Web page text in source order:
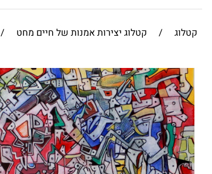
קטלוג / קטלוג יצירות אמנות של חיים מחט /